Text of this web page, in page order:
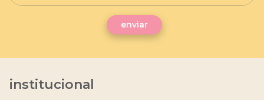
institucional